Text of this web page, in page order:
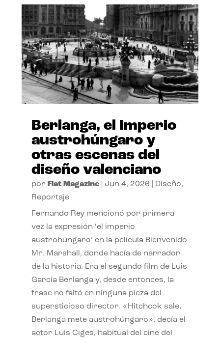
Berlanga, el Imperio
austrohúngaro y
otras escenas del
diseño valenciano
por Flat Magazine| Jun 4, 2026 Diseño,
Reportaje
Fernando Rey mencionó por primera
vez la expresión ‘el imperio
austrohúngaro’ en la película Bienvenido
Mr. Marshall, donde hacía de narrador
de la historia. Era el segundo film de Luis
García Berlanga y, desde entonces, la
frase no faltó en ninguna pieza del
supersticioso director. «Hitchcok sale,
Berlanga mete austrohúngaro», decía el
actor Luis Ciges, habitual del cine del